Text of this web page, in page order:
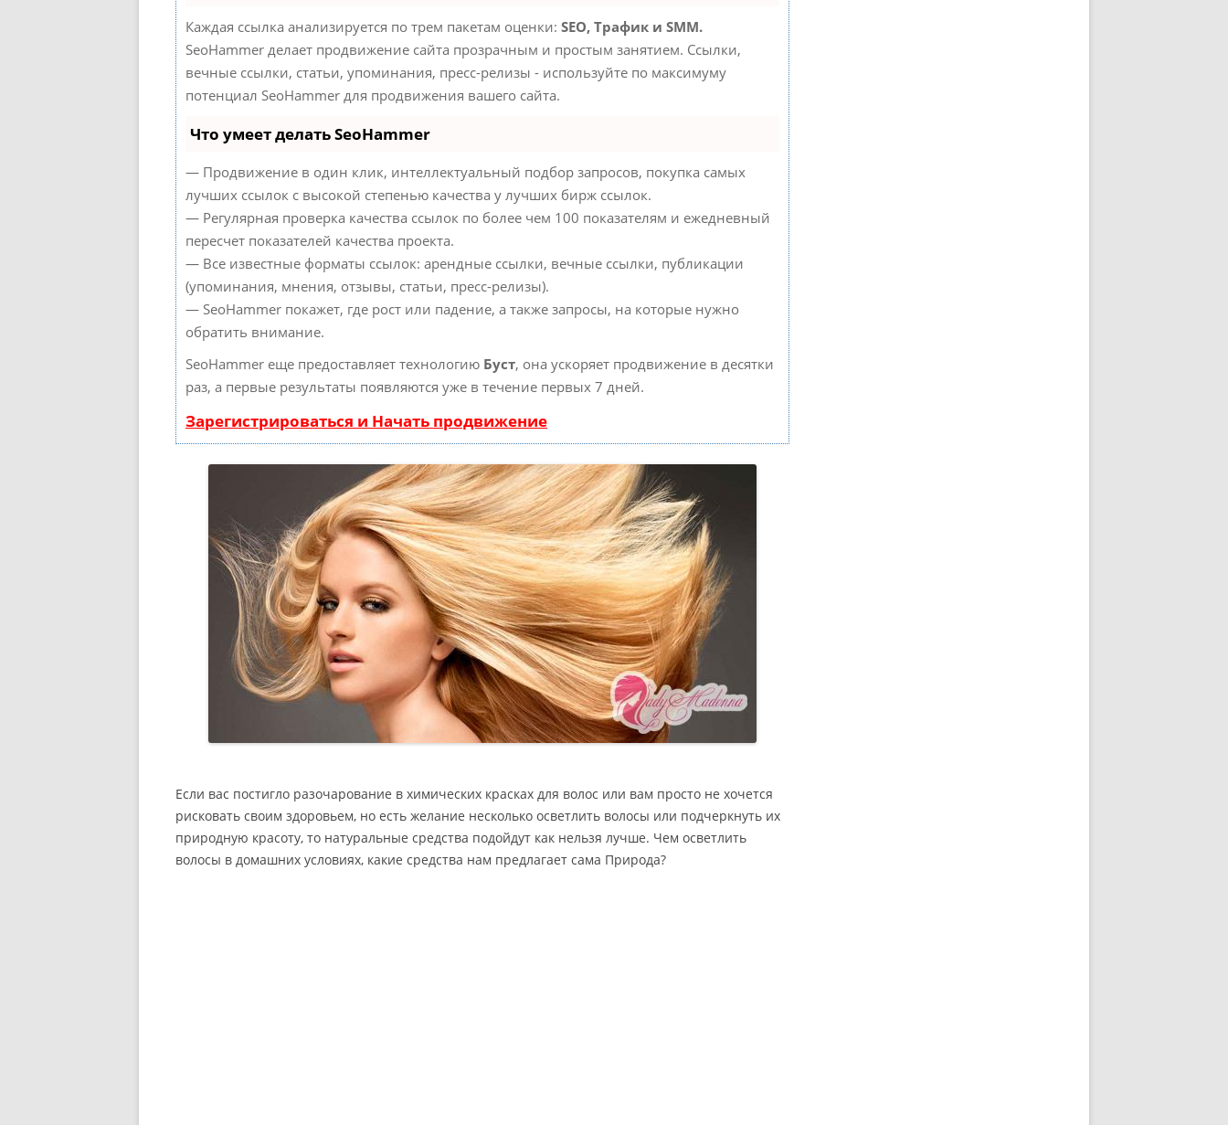
Каждая ссылка анализируется по трем пакетам оценки: SEO, Трафик и SMM.
SeoHammer делает продвижение сайта прозрачным и простым занятием. Ссылки,
вечные ссылки, статьи, упоминания, пресс-релизы - используйте по максимуму
потенциал SeoHammer для продвижения вашего сайта.
Что умеет делать SeoHammer
— Продвижение в один клик, интеллектуальный подбор запросов, покупка самых
лучших ссылок с высокой степенью качества у лучших бирж ссылок.
— Регулярная проверка качества ссылок по более чем 100 показателям и ежедневный
пересчет показателей качества проекта.
— Все известные форматы ссылок: арендные ссылки, вечные ссылки, публикации
(упоминания, мнения, отзывы, статьи, пресс-релизы).
— SeoHammer покажет, где рост или падение, а также запросы, на которые нужно
обратить внимание.
SeoHammer еще предоставляет технологию Буст, она ускоряет продвижение в десятки
раз, а первые результаты появляются уже в течение первых 7 дней.
Зарегистрироваться и Начать продвижение
Если вас постигло разочарование в химических красках для волос или вам просто не хочется
рисковать своим здоровьем, но есть желание несколько осветлить волосы или подчеркнуть их
природную красоту, то натуральные средства подойдут как нельзя лучше. Чем осветлить
волосы в домашних условиях, какие средства нам предлагает сама Природа?